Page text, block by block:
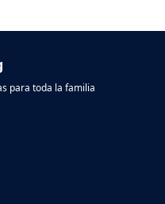
para toda la familia